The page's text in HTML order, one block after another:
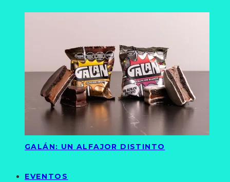
GALÁN: UN ALFAJOR DISTINTO
EVENTOS